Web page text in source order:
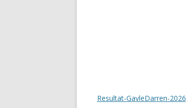
Resultat-GavleDarren-2026